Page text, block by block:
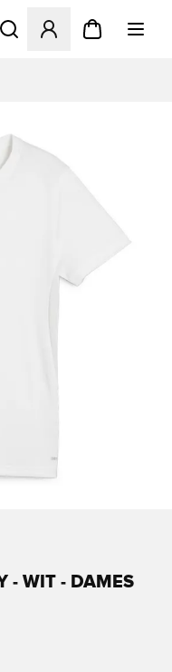
een venster om in
- WIT - DAMES